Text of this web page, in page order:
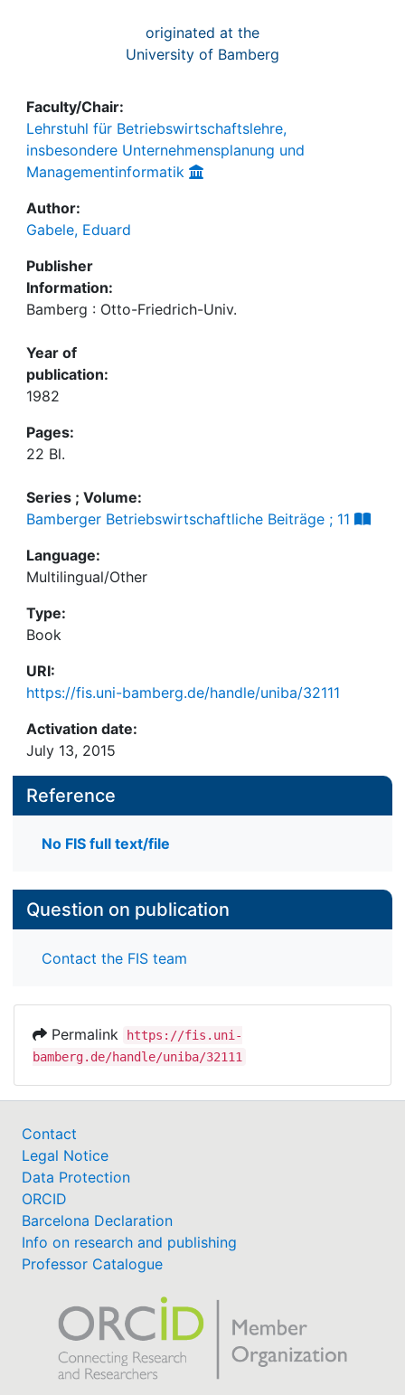
originated at the
University of Bamberg
Faculty/Chair:
Lehrstuhl für Betriebswirtschaftslehre,
insbesondere Unternehmensplanung und
Managementinformatik
Author:
Gabele, Eduard
Publisher
Information:
Bamberg : Otto-Friedrich-Univ.
Year of
publication:
1982
Pages:
22 Bl.
Series ; Volume:
Bamberger Betriebswirtschaftliche Beiträge ; 11
Language:
Multilingual/Other
Type:
Book
URI:
https://fis.uni-bamberg.de/handle/uniba/32111
Activation date:
July 13, 2015
Reference
No FIS full text/file
Question on publication
Contact the FIS team
Permalink
https://fis.uni-
bamberg.de/handle/uniba/32111
Contact
Legal Notice
Data Protection
ORCID
Barcelona Declaration
Info on research and publishing
Professor Catalogue